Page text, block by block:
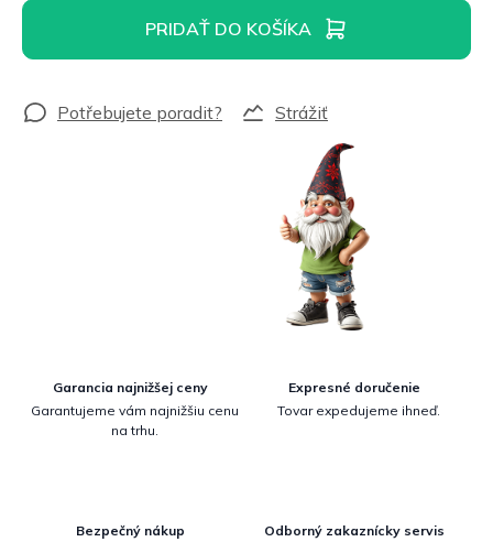
PRIDAŤ DO KOŠÍKA
Strážiť
Garancia najnižšej ceny
Garantujeme vám najnižšiu cenu
na trhu.
Expresné doručenie
Tovar expedujeme ihneď.
Bezpečný nákup
Odborný zakaznícky servis